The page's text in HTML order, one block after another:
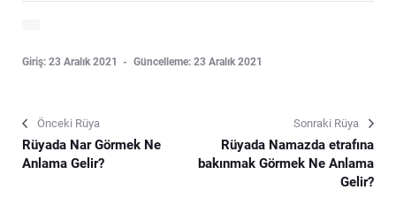
Giriş: 23 Aralık 2021 Güncelleme: 23 Aralık 2021
Önceki Rüya
Rüyada Nar Görmek Ne
Anlama Gelir?
Sonraki Rüya
Rüyada Namazda etrafına
bakınmak Görmek Ne Anlama
Gelir?